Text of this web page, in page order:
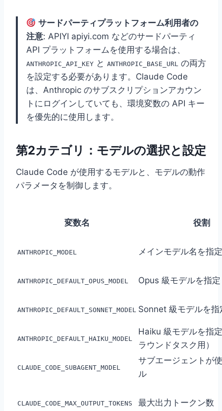
サードパーティプラットフォーム利用者の
注意: APIYI apiyi.com などのサードパーティ
API プラットフォームを使用する場合は、
ANTHROPIC_API_KEY と ANTHROPIC_BASE_URL の両方
を設定する必要があります。Claude Code
は、Anthropic のサブスクリプションアカウン
トにログインしていても、環境変数の API キー
を優先的に使用します。
第2カテゴリ：モデルの選択と設定
Claude Code が使用するモデルと、モデルの動作
パラメータを制御します。
変数名 役割
ANTHROPIC_MODEL メインモデル名を指定
ANTHROPIC_DEFAULT_OPUS_MODEL Opus 級モデルを指定
ANTHROPIC_DEFAULT_SONNET_MODEL Sonnet 級モデルを指
ANTHROPIC_DEFAULT_HAIKU_MODEL
Haiku 級モデルを指
ラウンドタスク用）
CLAUDE_CODE_SUBAGENT_MODEL
サブエージェントが
ル
CLAUDE_CODE_MAX_OUTPUT_TOKENS 最大出力トークン数